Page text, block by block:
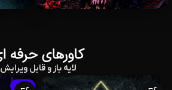
کاورهای حرفه
لایه باز و قابل ویرایش
-39%
-39%